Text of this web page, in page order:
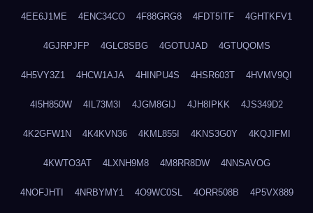
4EE6J1ME 4ENC34CO 4F88GRG8 4FDT5ITF 4GHTKFV1
4GJRPJFP 4GLC8SBG 4GOTUJAD 4GTUQOMS
4H5VY3Z1 4HCW1AJA 4HINPU4S 4HSR603T 4HVMV9QI
4I5H850W 4IL73M3I 4JGM8GIJ 4JH8IPKK 4JS349D2
4K2GFW1N 4K4KVN36 4KML855I 4KNS3G0Y 4KQJIFMI
4KWTO3AT 4LXNH9M8 4M8RR8DW 4NNSAVOG
4NOFJHTI 4NRBYMY1 4O9WC0SL 4ORR508B 4P5VX889